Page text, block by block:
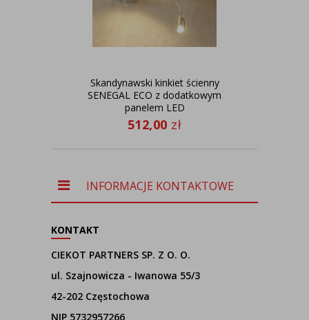
Skandynawski kinkiet ścienny
SENEGAL ECO z dodatkowym
panelem LED
512,00 zł
INFORMACJE KONTAKTOWE
KONTAKT
CIEKOT PARTNERS SP. Z O. O.
ul. Szajnowicza - Iwanowa 55/3
42-202 Częstochowa
NIP 5732957266